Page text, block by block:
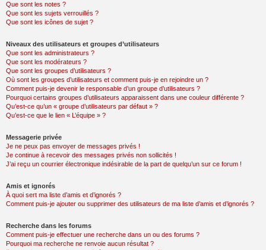
Que sont les notes ?
Que sont les sujets verrouillés ?
Que sont les icônes de sujet ?
Niveaux des utilisateurs et groupes d’utilisateurs
Que sont les administrateurs ?
Que sont les modérateurs ?
Que sont les groupes d’utilisateurs ?
Où sont les groupes d’utilisateurs et comment puis-je en rejoindre un ?
Comment puis-je devenir le responsable d’un groupe d’utilisateurs ?
Pourquoi certains groupes d’utilisateurs apparaissent dans une couleur différente ?
Qu’est-ce qu’un « groupe d’utilisateurs par défaut » ?
Qu’est-ce que le lien « L’équipe » ?
Messagerie privée
Je ne peux pas envoyer de messages privés !
Je continue à recevoir des messages privés non sollicités !
J’ai reçu un courrier électronique indésirable de la part de quelqu’un sur ce forum !
Amis et ignorés
À quoi sert ma liste d’amis et d’ignorés ?
Comment puis-je ajouter ou supprimer des utilisateurs de ma liste d’amis et d’ignorés ?
Recherche dans les forums
Comment puis-je effectuer une recherche dans un ou des forums ?
Pourquoi ma recherche ne renvoie aucun résultat ?